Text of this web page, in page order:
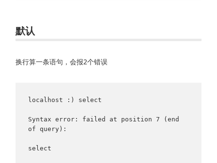
默认
换行算一条语句，会报2个错误
localhost :) select
Syntax error: failed at position 7 (end
of query):
select